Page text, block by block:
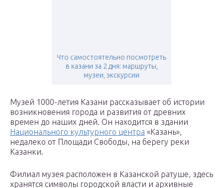
Что самостоятельно посмотреть
в казани за 2 дня: маршруты,
музеи, экскурсии
Музей 1000-летия Казани рассказывает об истории
возникновения города и развития от древних
времен до наших дней. Он находится в здании
Национального культурного центра «Казань»,
недалеко от Площади Свободы, на берегу реки
Казанки.
Филиал музея расположен в Казанской ратуше, здесь
хранятся символы городской власти и архивные